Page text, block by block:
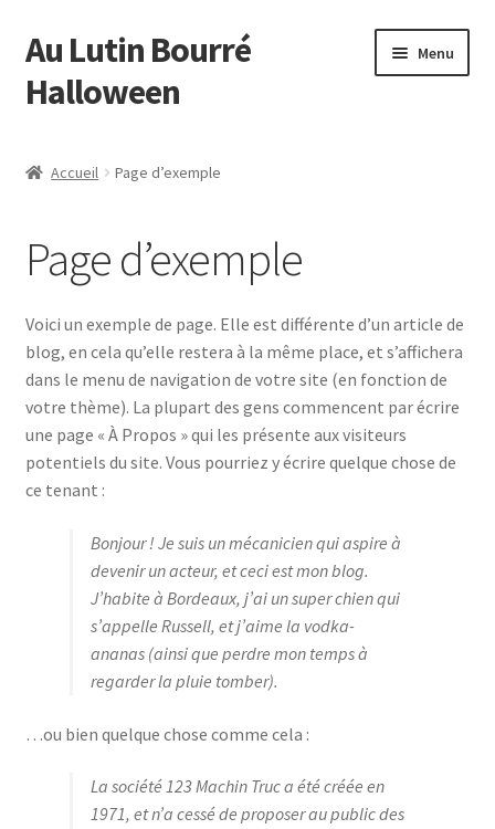
Aller
à
la
Aller
au
contenu
Au Lutin Bourré
Halloween
Menu
Blog
Boutique
Commande
Mon compte
Page d’exemple
Accueil Page d’exemple
Page d’exemple
Voici un exemple de page. Elle est différente d’un article de
blog, en cela qu’elle restera à la même place, et s’affichera
dans le menu de navigation de votre site (en fonction de
votre thème). La plupart des gens commencent par écrire
une page « À Propos » qui les présente aux visiteurs
potentiels du site. Vous pourriez y écrire quelque chose de
ce tenant :
Bonjour ! Je suis un mécanicien qui aspire à
devenir un acteur, et ceci est mon blog.
J’habite à Bordeaux, j’ai un super chien qui
s’appelle Russell, et j’aime la vodka-
ananas (ainsi que perdre mon temps à
regarder la pluie tomber).
…ou bien quelque chose comme cela :
La société 123 Machin Truc a été créée en
1971, et n’a cessé de proposer au public des